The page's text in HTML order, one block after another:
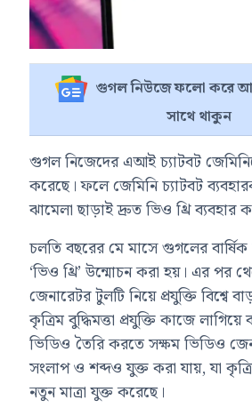
গুগল নিউজে ফলো করে
সাথে থাকুন
গুগল নিজেদের এআই চ্যাটবট
করেছে। ফলে জেমিনি চ্যাটবট
ঝামেলা ছাড়াই দ্রুত ভিও থ্রি ব্যবহার
চলতি বছরের মে মাসে গুগলের
‘ভিও থ্রি’ উন্মোচন করা হয়। এর পর
জেনারেটর টুলটি নিয়ে প্রযুক্তি বিশ্বে
কৃত্রিম বুদ্ধিমত্তা প্রযুক্তি কাজে লাগিয়ে
ভিডিও তৈরি করতে সক্ষম ভিডিও
সংলাপ ও শব্দও যুক্ত করা যায়, যা
নতুন মাত্রা যুক্ত করেছে।